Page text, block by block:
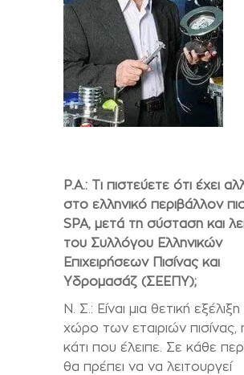
P.A.: Τι πιστεύετε ότι έχει
στο ελληνικό περιβάλλον
SPA, μετά τη σύσταση και
του Συλλόγου Ελληνικών
Επιχειρήσεων Πισίνας και
Υδρομασάζ (ΣΕΕΠΥ);
Ν. Σ.: Είναι μια θετική
χώρο των εταιριών πισίνας,
κάτι που έλειπε. Σε κάθε
θα πρέπει να να λειτουργεί